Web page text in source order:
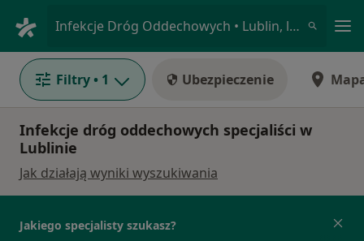
Infekcje Dróg Oddechowych • Lublin, lubelskie
Filtry • 1 Ubezpieczenie
Infekcje dróg oddechowych specjaliści w
Lublinie
Jak działają wyniki wyszukiwania
Jakiego specjalisty szukasz?